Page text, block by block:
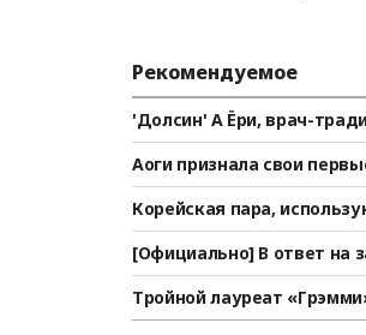
Рекомендуемое
'Долсин' А Ёри, врач-
История первой встречи
шу]
Аоги признала свои
стория любви: «Живём в
Корейская пара,
ырёхлетнего ребёнка...
[Официально] В ответ на
лее года не получал
выплаты произведены в
Тройной лауреат
«Азиатская поп-музыка»